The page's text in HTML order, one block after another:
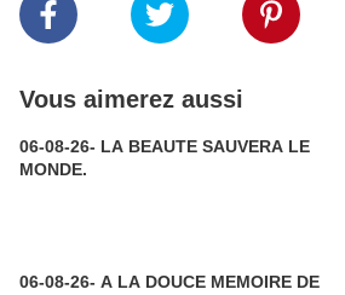
Vous aimerez aussi
06-08-26- LA BEAUTE SAUVERA LE
MONDE.
06-08-26- A LA DOUCE MEMOIRE DE